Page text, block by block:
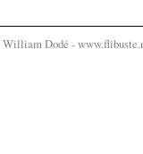
William Dodé -